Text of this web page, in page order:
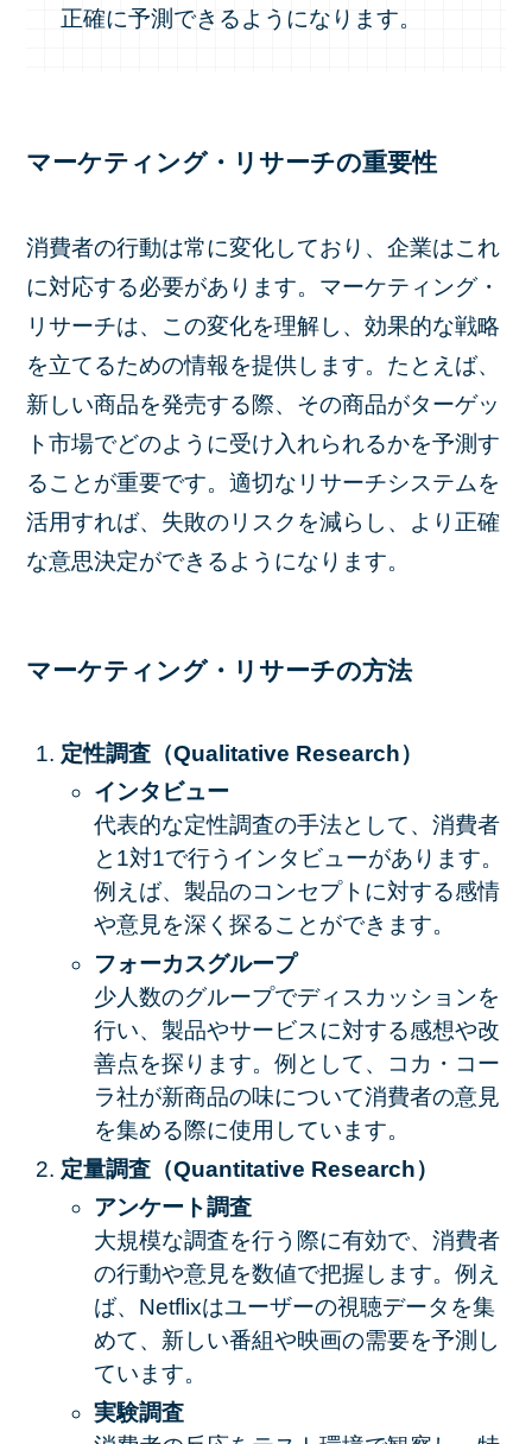
正確に予測できるようになります。
マーケティング・リサーチの重要性
消費者の行動は常に変化しており、企業はこれ
に対応する必要があります。マーケティング・
リサーチは、この変化を理解し、効果的な戦略
を立てるための情報を提供します。たとえば、
新しい商品を発売する際、その商品がターゲッ
ト市場でどのように受け入れられるかを予測す
ることが重要です。適切なリサーチシステムを
活用すれば、失敗のリスクを減らし、より正確
な意思決定ができるようになります。
マーケティング・リサーチの方法
定性調査（Qualitative Research）
インタビュー
代表的な定性調査の手法として、消費者
と1対1で行うインタビューがあります。
例えば、製品のコンセプトに対する感情
や意見を深く探ることができます。
フォーカスグループ
少人数のグループでディスカッションを
行い、製品やサービスに対する感想や改
善点を探ります。例として、コカ・コー
ラ社が新商品の味について消費者の意見
を集める際に使用しています。
定量調査（Quantitative Research）
アンケート調査
大規模な調査を行う際に有効で、消費者
の行動や意見を数値で把握します。例え
ば、Netflixはユーザーの視聴データを集
めて、新しい番組や映画の需要を予測し
ています。
実験調査